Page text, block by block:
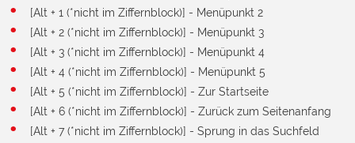
[Alt + 1 (*nicht im Ziffernblock)] - Menüpunkt 2
[Alt + 2 (*nicht im Ziffernblock)] - Menüpunkt 3
[Alt + 3 (*nicht im Ziffernblock)] - Menüpunkt 4
[Alt + 4 (*nicht im Ziffernblock)] - Menüpunkt 5
[Alt + 5 (*nicht im Ziffernblock)] - Zur Startseite
[Alt + 6 (*nicht im Ziffernblock)] - Zurück zum Seitenanfang
[Alt + 7 (*nicht im Ziffernblock)] - Sprung in das Suchfeld